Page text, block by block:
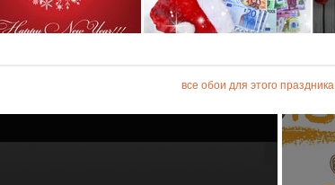
все обои для этого праздника